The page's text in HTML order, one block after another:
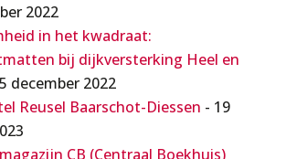
2022
in het kwadraat:
bij dijkversterking Heel en
december 2022
Reusel Baarschot-Diessen - 19
CB (Centraal Boekhuis)